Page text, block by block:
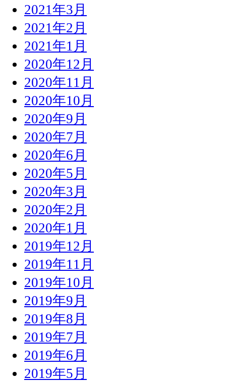
2021年3月
2021年2月
2021年1月
2020年12月
2020年11月
2020年10月
2020年9月
2020年7月
2020年6月
2020年5月
2020年3月
2020年2月
2020年1月
2019年12月
2019年11月
2019年10月
2019年9月
2019年8月
2019年7月
2019年6月
2019年5月